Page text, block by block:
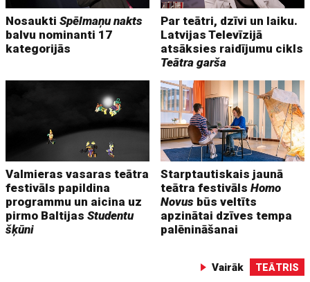
NosauktiSpēlmaņu nakts
balvu nominanti 17
kategorijās
Par teātri, dzīvi un laiku.
Latvijas Televīzijā
atsāksies raidījumu cikls
Teātra garša
Valmieras vasaras teātra
festivāls papildina
programmu un aicina uz
pirmo BaltijasStudentu
šķūni
Starptautiskais jaunā
teātra festivālsHomo
Novus būs veltīts
apzinātai dzīves tempa
palēnināšanai
Vairāk TEĀTRIS